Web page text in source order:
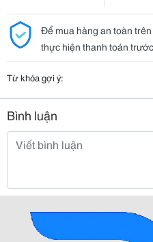
Để mua hàng an toàn
thực hiện thanh toán
Từ khóa gợi ý:
Bình luận